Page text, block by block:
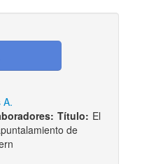
A.
Título: El
de